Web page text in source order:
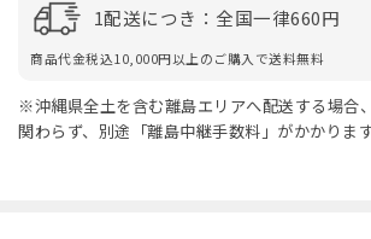
1配送につき：全国一律660円
商品代金税込10,000円以上のご購入で送料無料
※沖縄県全土を含む離島エリアへ配送する場合
関わらず、別途「離島中継手数料」がかかります